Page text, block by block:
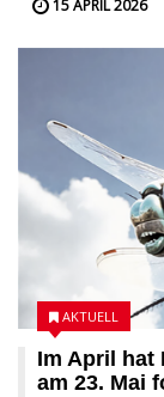
15 APRIL 2026
Im April hat
am 23. Mai
AKTUELL